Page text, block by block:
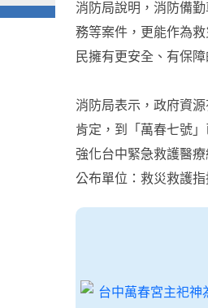
消防局說明，消防備
務等案件，更能作為
民擁有更安全、有保障
消防局表示，政府資
肯定，到「萬春七號
強化台中緊急救護醫
公布單位：救災救護